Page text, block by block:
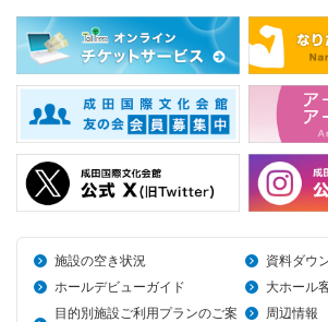
施設の空き状況
資料ダウ
ホールデビューガイド
大ホール
目的別施設ご利用プランのご案
周辺情報